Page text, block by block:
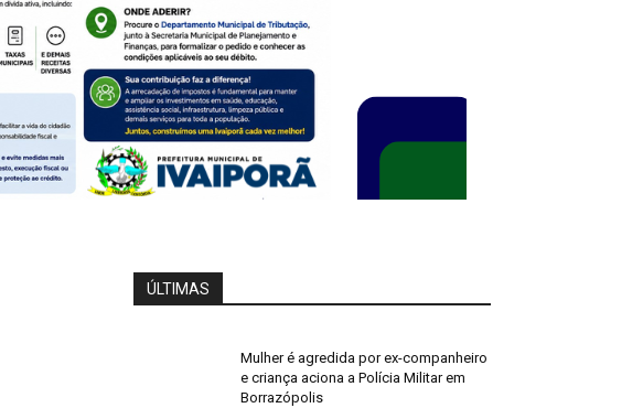
ÚLTIMAS
Mulher é agredida por ex-companheiro
e criança aciona a Polícia Militar em
Borrazópolis